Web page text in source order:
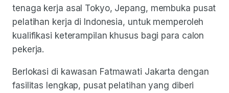
tenaga kerja asal Tokyo, Jepang, membuka pusat
pelatihan kerja di Indonesia, untuk memperoleh
kualifikasi keterampilan khusus bagi para calon
pekerja.
Berlokasi di kawasan Fatmawati Jakarta dengan
fasilitas lengkap, pusat pelatihan yang diberi